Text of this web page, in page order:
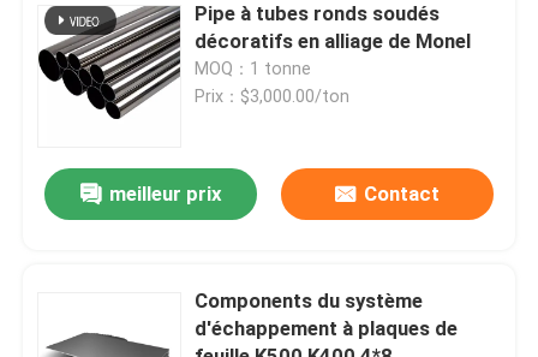
Contrôle de la qualité
Contact
nouvelles
Demande de soumission
Pipe à tubes ronds soudés
décoratifs en alliage de Monel
MOQ：1 tonne
Prix：$3,000.00/ton
meilleur prix Contact
Components du système
d'échappement à plaques de